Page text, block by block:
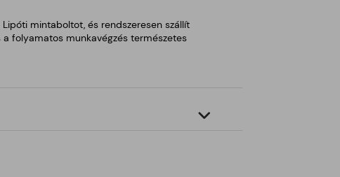
mintaboltot, és rendszeresen szállít
folyamatos munkavégzés természetes